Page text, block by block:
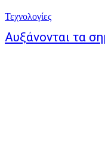
Τεχνολογίες
Αυξάνονται τα